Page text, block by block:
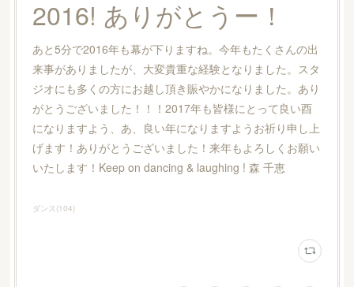
2016! ありがとうー！
あと5分で2016年も幕が下りますね。今年もたくさんの出
来事がありましたが、大変貴重な経験となりました。スタ
ジオにも多くの方にお越し頂き賑やかになりました。あり
がとうございました！！！2017年も皆様にとって良い酉
になりますよう、あ、良い年になりますようお祈り申し上
げます！ありがとうございました！来年もよろしくお願い
いたします！Keep on dancing & laughing ! 森 千恵
ダンス (104)